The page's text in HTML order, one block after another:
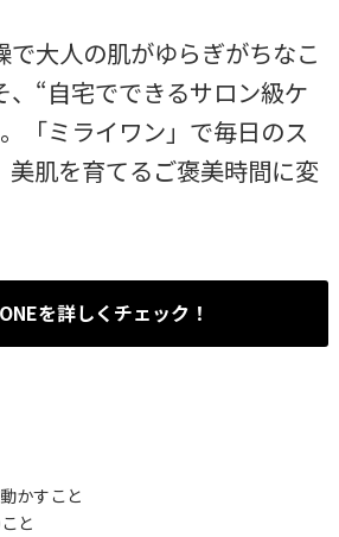
で大人の肌がゆらぎがちなこ
、“自宅でできるサロン級ケ
「ミライワン」で毎日のス
美肌を育てるご褒美時間に変
を詳しくチェック！
かすこと
と